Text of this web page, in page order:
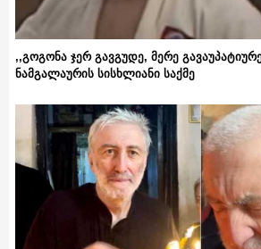
,,გოგონა ჯერ გავგუდე, მერე
ნამგალაურის სისხლიანი საქმე